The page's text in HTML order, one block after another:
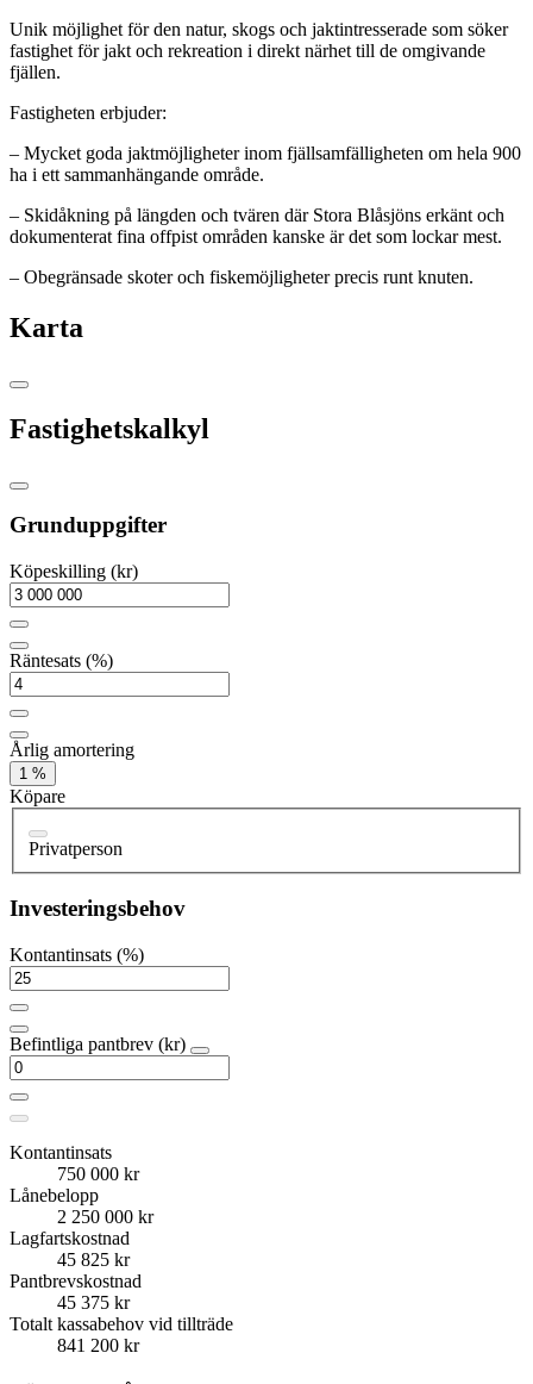
Unik möjlighet för den natur, skogs och jaktintresserade som söker
fastighet för jakt och rekreation i direkt närhet till de omgivande
fjällen.
Fastigheten erbjuder:
– Mycket goda jaktmöjligheter inom fjällsamfälligheten om hela 900
ha i ett sammanhängande område.
– Skidåkning på längden och tvären där Stora Blåsjöns erkänt och
dokumenterat fina offpist områden kanske är det som lockar mest.
– Obegränsade skoter och fiskemöjligheter precis runt knuten.
Karta
Fastighetskalkyl
Grunduppgifter
Köpeskilling (kr)
Räntesats (%)
Årlig amortering
1 %
Köpare
Privatperson
Investeringsbehov
Kontantinsats (%)
Befintliga pantbrev (kr)
Kontantinsats
750 000 kr
Lånebelopp
2 250 000 kr
Lagfartskostnad
45 825 kr
Pantbrevskostnad
45 375 kr
Totalt kassabehov vid tillträde
841 200 kr